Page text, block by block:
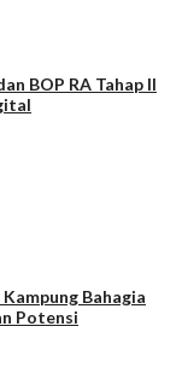
BOP RA Tahap II
Bahagia
Potensi